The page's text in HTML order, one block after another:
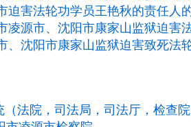
迫害法轮功学员王艳秋的责任人
凌源市、沈阳市康家山监狱迫害
、沈阳市康家山监狱迫害致死法
法院，司法局，司法厅，检查院